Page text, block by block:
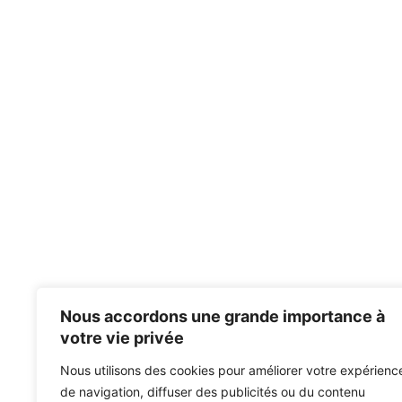
Nous accordons une grande importance à
votre vie privée
Nous utilisons des cookies pour améliorer votre
de navigation, diffuser des publicités ou du contenu